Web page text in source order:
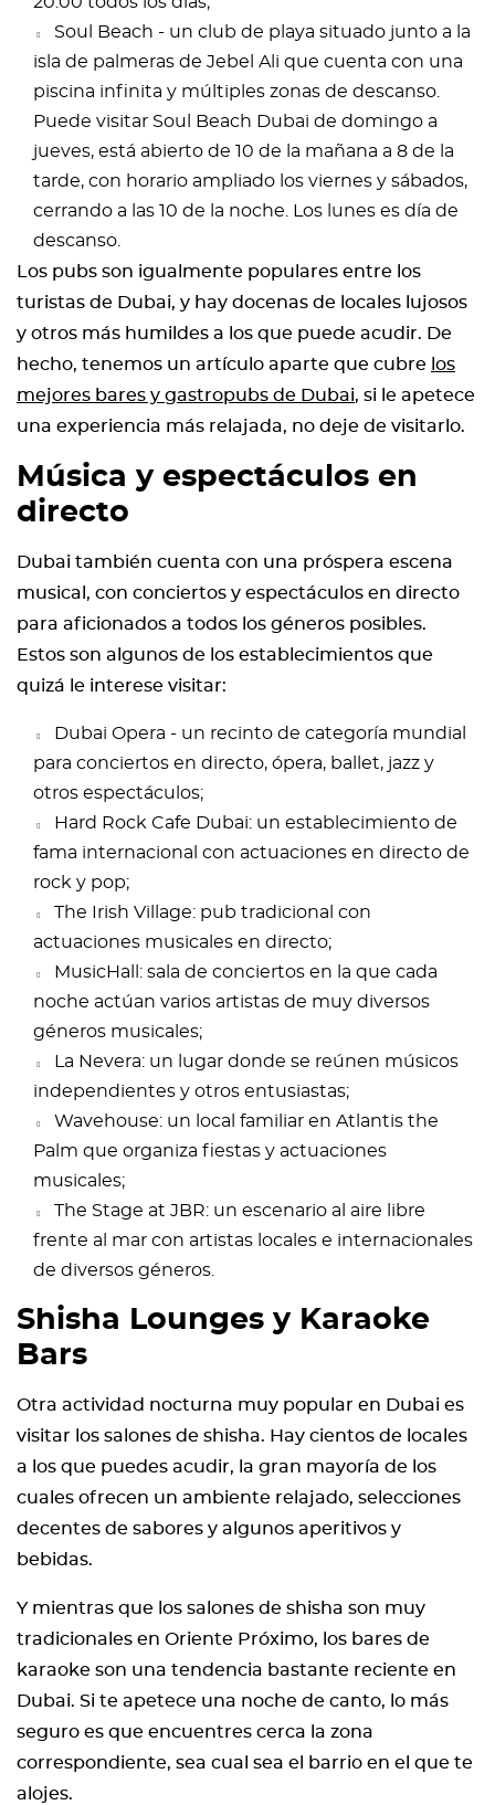
Soul Beach - un club de playa situado junto a la
isla de palmeras de Jebel Ali que cuenta con una
piscina infinita y múltiples zonas de descanso.
Puede visitar Soul Beach Dubai de domingo a
jueves, está abierto de 10 de la mañana a 8 de la
tarde, con horario ampliado los viernes y sábados,
cerrando a las 10 de la noche. Los lunes es día de
descanso.
Los pubs son igualmente populares entre los
turistas de Dubai, y hay docenas de locales lujosos
y otros más humildes a los que puede acudir. De
hecho, tenemos un artículo aparte que cubre los
mejores bares y gastropubs de Dubai, si le apetece
una experiencia más relajada, no deje de visitarlo.
Música y espectáculos en
directo
Dubai también cuenta con una próspera escena
musical, con conciertos y espectáculos en directo
para aficionados a todos los géneros posibles.
Estos son algunos de los establecimientos que
quizá le interese visitar:
Dubai Opera - un recinto de categoría mundial
para conciertos en directo, ópera, ballet, jazz y
otros espectáculos;
Hard Rock Cafe Dubai: un establecimiento de
fama internacional con actuaciones en directo de
rock y pop;
The Irish Village: pub tradicional con
actuaciones musicales en directo;
MusicHall: sala de conciertos en la que cada
noche actúan varios artistas de muy diversos
géneros musicales;
La Nevera: un lugar donde se reúnen músicos
independientes y otros entusiastas;
Wavehouse: un local familiar en Atlantis the
Palm que organiza fiestas y actuaciones
musicales;
The Stage at JBR: un escenario al aire libre
frente al mar con artistas locales e internacionales
de diversos géneros.
Shisha Lounges y Karaoke
Bars
Otra actividad nocturna muy popular en Dubai es
visitar los salones de shisha. Hay cientos de locales
a los que puedes acudir, la gran mayoría de los
cuales ofrecen un ambiente relajado, selecciones
decentes de sabores y algunos aperitivos y
bebidas.
Y mientras que los salones de shisha son muy
tradicionales en Oriente Próximo, los bares de
karaoke son una tendencia bastante reciente en
Dubai. Si te apetece una noche de canto, lo más
seguro es que encuentres cerca la zona
correspondiente, sea cual sea el barrio en el que te
alojes.